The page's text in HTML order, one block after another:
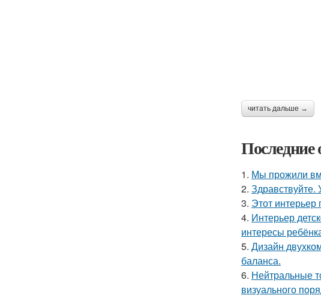
читать дальше →
Последние
1. Мы прожили
2.
3. Этот
4. Интерьер
интересы
5. Дизайн
баланса.
6. Нейтральные
визуального